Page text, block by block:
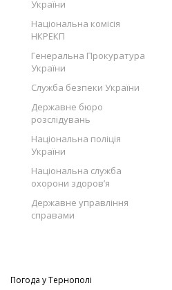
України
Національна комісія
НКРЕКП
Генеральна Прокуратура
України
Служба безпеки України
Державне бюро
розслідувань
Національна поліція
України
Національна служба
охорони здоров’я
Державне управління
справами
Погода уТернополі